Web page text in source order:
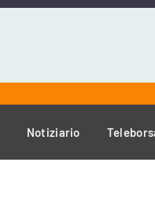
Notiziario